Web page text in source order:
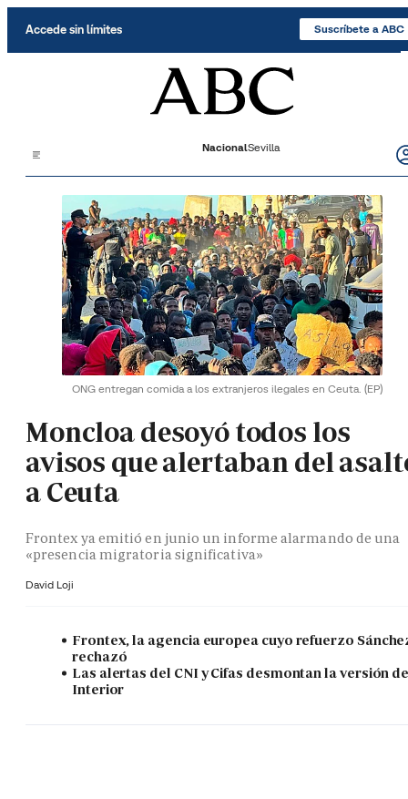
Accede sin límites Suscríbete a ABC
NacionalSevilla
ONG entregan comida a los extranjeros ilegales en Ceuta. (EP)
Moncloa desoyó todos los
avisos que alertaban del
a Ceuta
Frontex ya emitió en junio un informe alarmando de una
«presencia migratoria significativa»
David Loji
Frontex, la agencia europea cuyo refuerzo
rechazó
Las alertas del CNI y Cifas desmontan la versión
Interior